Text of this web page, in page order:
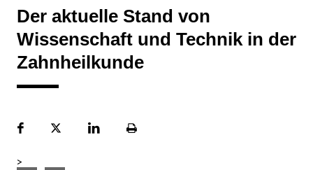
Der aktuelle Stand von
Wissenschaft und Technik in der
Zahnheilkunde
FacebookPlattformLinekdInSeite
>